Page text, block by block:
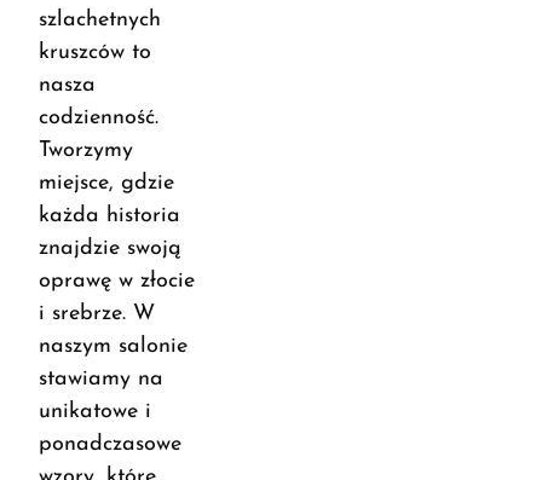
szlachetnych
kruszców to
nasza
codzienność.
Tworzymy
miejsce, gdzie
każda historia
znajdzie swoją
oprawę w złocie
i srebrze. W
naszym salonie
stawiamy na
unikatowe i
ponadczasowe